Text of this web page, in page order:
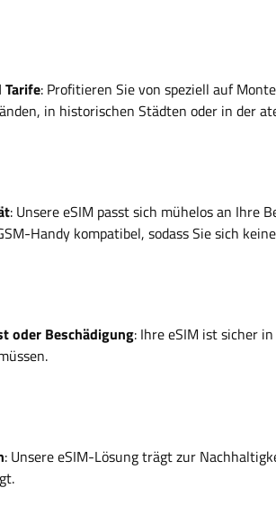
Tarife: Profitieren Sie von speziell auf
in historischen Städten oder in der
: Unsere eSIM passt sich mühelos an
Handy kompatibel, sodass Sie sich
oder Beschädigung: Ihre eSIM ist sicher
: Unsere eSIM-Lösung trägt zur